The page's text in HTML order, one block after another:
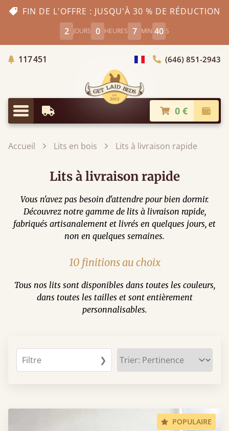
FIN DE L'OFFRE : JUSQU'À 30 % DE RÉDUCTION
2 JOURS 0 HEURES 7 MIN 38 S
117 451 Choisir le pays(646) 851-2943
Menu
Livraison à partir de 0 €
Accueil Lits en bois Lits à livraison rapide
Lits à livraison rapide
Vous n'avez pas besoin d'attendre pour bien dormir.
Découvrez notre gamme de lits à livraison rapide,
fabriqués artisanalement et livrés en quelques jours, et
non en quelques semaines.
10 finitions au choix
Tous nos lits sont disponibles dans toutes les couleurs,
dans toutes les tailles et sont entièrement
personnalisables.
Filtre ❯
POPULAIRE